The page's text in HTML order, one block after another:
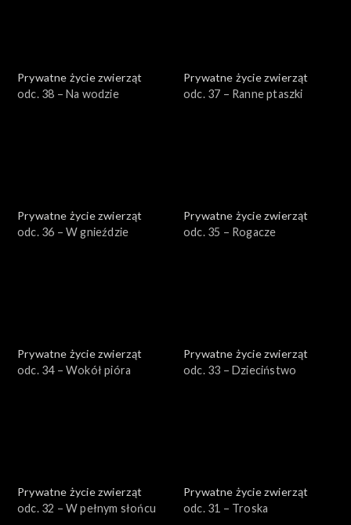
Prywatne życie zwierząt
odc. 38 – Na wodzie
Prywatne życie zwierząt
odc. 37 – Ranne ptaszki
Prywatne życie zwierząt
odc. 36 – W gnieździe
Prywatne życie zwierząt
odc. 35 – Rogacze
Prywatne życie zwierząt
odc. 34 – Wokół pióra
Prywatne życie zwierząt
odc. 33 – Dzieciństwo
Prywatne życie zwierząt
odc. 32 – W pełnym słońcu
Prywatne życie zwierząt
odc. 31 – Troska